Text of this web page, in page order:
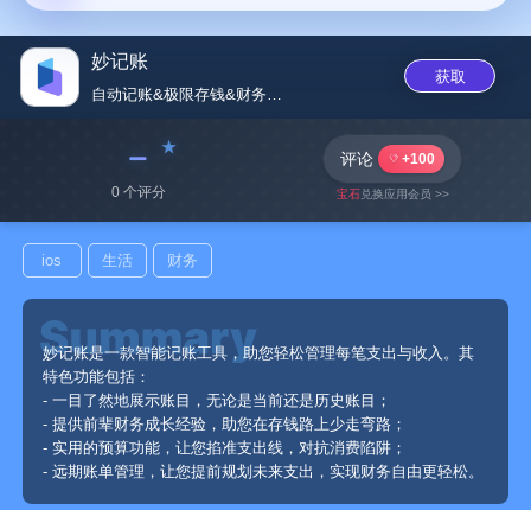
妙记账
自动记账&极限存钱&财务自‪由...
获取
﹣
0 个评分
评论 +100
宝石兑换应用会员 >>
ios 生活 财务
妙记账是一款智能记账工具，助您轻松管理每笔支出与收入。其
特色功能包括：
- 一目了然地展示账目，无论是当前还是历史账目；
- 提供前辈财务成长经验，助您在存钱路上少走弯路；
- 实用的预算功能，让您掐准支出线，对抗消费陷阱；
- 远期账单管理，让您提前规划未来支出，实现财务自由更轻松。